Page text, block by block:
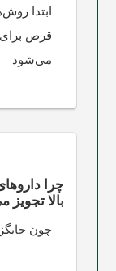
ابتدا
قرص
می‌شود
چرا
بالا
چون